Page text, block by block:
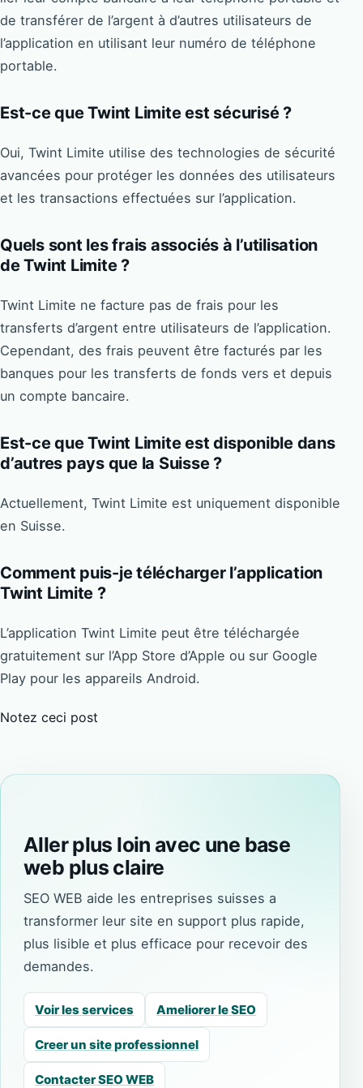
de transférer de l’argent à d’autres utilisateurs de
l’application en utilisant leur numéro de téléphone
portable.
Est-ce que Twint Limite est sécurisé ?
Oui, Twint Limite utilise des technologies de sécurité
avancées pour protéger les données des utilisateurs
et les transactions effectuées sur l’application.
Quels sont les frais associés à l’utilisation
de Twint Limite ?
Twint Limite ne facture pas de frais pour les
transferts d’argent entre utilisateurs de l’application.
Cependant, des frais peuvent être facturés par les
banques pour les transferts de fonds vers et depuis
un compte bancaire.
Est-ce que Twint Limite est disponible dans
d’autres pays que la Suisse ?
Actuellement, Twint Limite est uniquement disponible
en Suisse.
Comment puis-je télécharger l’application
Twint Limite ?
L’application Twint Limite peut être téléchargée
gratuitement sur l’App Store d’Apple ou sur Google
Play pour les appareils Android.
Notez ceci post
Aller plus loin avec une base
web plus claire
SEO WEB aide les entreprises suisses a
transformer leur site en support plus rapide,
plus lisible et plus efficace pour recevoir des
demandes.
Voir les services Ameliorer le SEO
Creer un site professionnel
Contacter SEO WEB